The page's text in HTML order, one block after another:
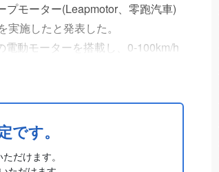
プモーター(Leapmotor、零跑汽車)
施したと発表した。
動モーターを搭載し、0-100km/h
です。
だけます。